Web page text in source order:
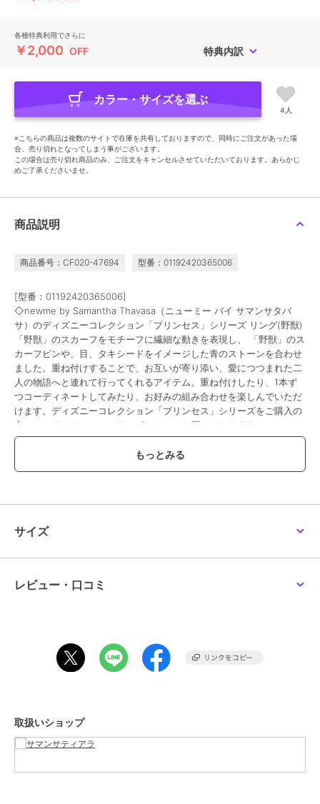
各種特典利用でさらに
￥2,000 OFF 特典内訳
カラー・サイズを選ぶ
4人
※こちらの商品は複数のサイトで在庫を共有しておりますので、同時にご注文があった場
合、売り切れとなってしまう事がございます。
この場合は売り切れ商品のみ、ご注文をキャンセルさせていただいております。あらかじ
めご了承くださいませ。
商品説明
商品番号：CF020-47694 型番：01192420365006
[型番：01192420365006]
◇newme by Samantha Thavasa（ニューミー バイ サマンサタバ
サ）のディズニーコレクション「プリンセス」シリーズ リング(野獣)
「野獣」のスカーフをモチーフに繊細な動きを表現し、 「野獣」のス
カーフピンや、目、タキシードをイメージした青のストーンを合わせ
ました。重ね付けすることで、お互いが寄り添い、愛につつまれた二
人の物語へと連れて行ってくれるアイテム。重ね付けしたり、1本ず
つコーディネートしてみたり、お好みの組み合わせを楽しんでいただ
けます。ディズニーコレクション「プリンセス」シリーズをご購入の
方に、オリジナルジュエリーボックスでお届けいたします。
ブランド ニューミーバイサマンサタバサ
SILVER ﾛｼﾞｳﾑﾒｯｷ×合成スピネルブ
ルー×ｷｭｰﾋﾞｯｸｼﾞﾙｺﾆｱｷｬﾅﾘｰ×ｷｭｰﾋﾞｯ
ｸｼﾞﾙｺﾆｱｸﾘｱ
サイズ
レビュー・口コミ
取扱いショップ